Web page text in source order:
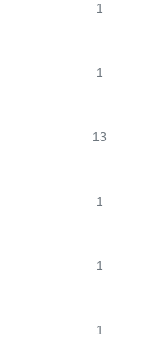
1
1
13
1
1
1